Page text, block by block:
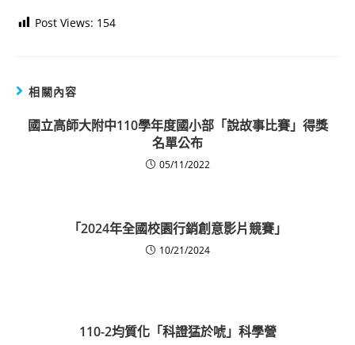
Post Views: 154
相關內容
國立高師大附中110學年度國小部「說故事比賽」得獎
名單公布
05/11/2022
「2024年全國校園行銷創意影片競賽」
10/21/2024
110-2均質化「科證猛於唬」科學營